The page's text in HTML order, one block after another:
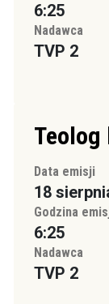
6:25
Nadawca
TVP 2
Teolog
Data emisji
18
Godzina
6:25
Nadawca
TVP 2